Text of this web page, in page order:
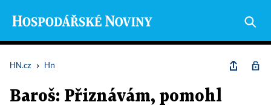
HN.cz › Hn
Baroš: Přiznávám, pomohl